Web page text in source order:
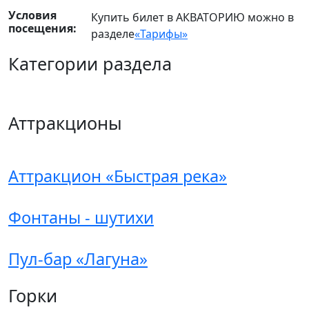
Условия
посещения:
Купить билет в АКВАТОРИЮ можно в
разделе«Тарифы»
Категории раздела
Аттракционы
Аттракцион «Быстрая река»
Фонтаны - шутихи
Пул-бар «Лагуна»
Горки